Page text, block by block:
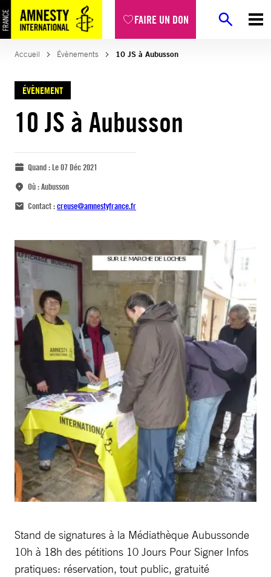
FAIRE UN DON
Accueil Évènements 10 JS à Aubusson
ÉVÈNEMENT
10 JS à Aubusson
Quand :Le 07 Déc 2021
Où :Aubusson
Contact :creuse@amnestyfrance.fr
Stand de signatures à la Médiathèque Aubussonde
10h à 18h des pétitions 10 Jours Pour Signer Infos
pratiques: réservation, tout public, gratuité